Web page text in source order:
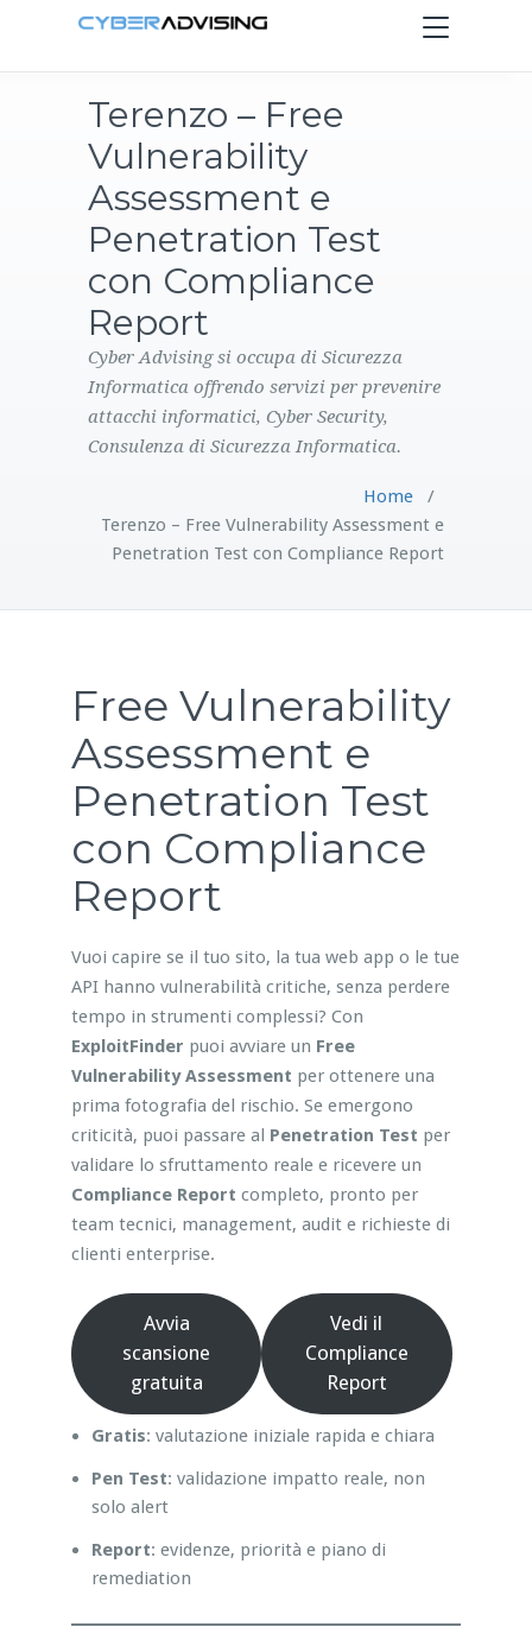
Toggle
navigation
PRODOTTI
CONTATTI
Terenzo – Free
Vulnerability
Assessment e
Penetration Test
con Compliance
Report
Cyber Advising si occupa di Sicurezza
Informatica offrendo servizi per prevenire
attacchi informatici, Cyber Security,
Consulenza di Sicurezza Informatica.
Home/
Terenzo – Free Vulnerability Assessment e
Penetration Test con Compliance Report
Free Vulnerability
Assessment e
Penetration Test
con Compliance
Report
Vuoi capire se il tuo sito, la tua web app o le tue
API hanno vulnerabilità critiche, senza perdere
tempo in strumenti complessi? Con
ExploitFinder puoi avviare un Free
Vulnerability Assessment per ottenere una
prima fotografia del rischio. Se emergono
criticità, puoi passare al Penetration Test per
validare lo sfruttamento reale e ricevere un
Compliance Report completo, pronto per
team tecnici, management, audit e richieste di
clienti enterprise.
Avvia
scansione
gratuita
Vedi il
Compliance
Report
Gratis: valutazione iniziale rapida e chiara
Pen Test: validazione impatto reale, non
solo alert
Report: evidenze, priorità e piano di
remediation